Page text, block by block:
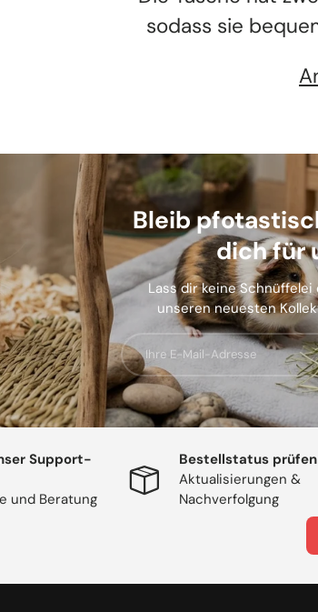
sodass sie
Bleib
dich für
Lass dir keine
unseren neuesten
E-Mail
Support-
und Beratung
Bestellstatus prüfen
Aktualisierungen &
Nachverfolgung